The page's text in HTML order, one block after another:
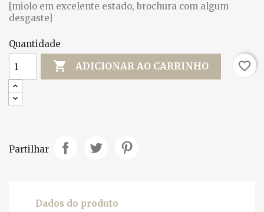
[miolo em excelente estado, brochura com algum
desgaste]
Quantidade
 ADICIONAR AO CARRINHO favorite_border
Partilhar
Dados do produto